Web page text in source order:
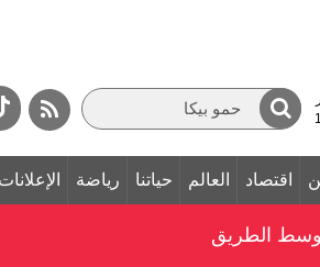
اقتصاد العالم حياتنا رياضة
الطريق